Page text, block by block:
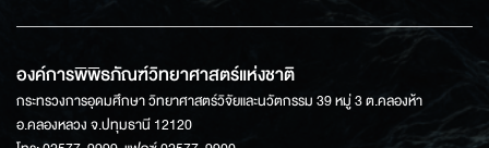
องค์การพิพิธภัณฑ์วิทยาศาสตร์แห่งชาติ
กระทรวงการอุดมศึกษา วิทยาศาสตร์วิจัยและนวัตกรรม 39 หมู่ 3 ต.คลองห้า
อ.คลองหลวง จ.ปทุมธานี 12120